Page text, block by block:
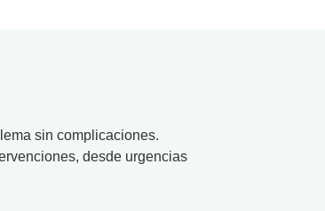
sin complicaciones.
desde urgencias